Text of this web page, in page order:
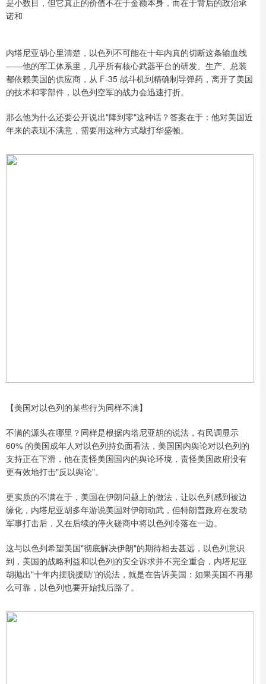
是小数目，但它真正的价值不在于金额本身，而在于背后的政治承
诺和
内塔尼亚胡心里清楚，以色列不可能在十年内真的切断这条输血线
——他的军工体系里，几乎所有核心武器平台的研发、生产、总装
都依赖美国的供应商，从 F-35 战斗机到精确制导弹药，离开了美国
的技术和零部件，以色列空军的战力会迅速打折。
那么他为什么还要公开说出"降到零"这种话？答案在于：他对美国近
年来的表现不满意，需要用这种方式敲打华盛顿。
【美国对以色列的某些行为同样不满】
不满的源头在哪里？同样是根据内塔尼亚胡的说法，有民调显示
60% 的美国成年人对以色列持负面看法，美国国内舆论对以色列的
支持正在下滑，他在责怪美国国内的舆论环境，责怪美国政府没有
更有效地打击"反以舆论"。
更实质的不满在于，美国在伊朗问题上的做法，让以色列感到被边
缘化，内塔尼亚胡多年游说美国对伊朗动武，但特朗普政府在发动
军事打击后，又在后续的停火磋商中将以色列冷落在一边。
这与以色列希望美国"彻底解决伊朗"的期待相去甚远，以色列意识
到，美国的战略利益和以色列的安全诉求并不完全重合，内塔尼亚
胡抛出"十年内摆脱援助"的说法，就是在告诉美国：如果美国不再那
么可靠，以色列也要开始找后路了。